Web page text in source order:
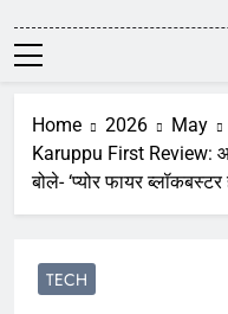
Home 2026 May
Karuppu First Review: आते
बोले- ‘प्योर फायर
TECH